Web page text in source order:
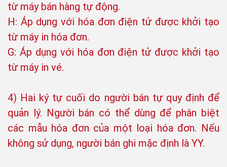
từ máy bán hàng tự động.
H: Áp dụng với hóa đơn điện tử được khởi tạo
từ máy in hóa đơn.
G: Áp dụng với hóa đơn điện tử được khởi tạo
từ máy in vé.
4) Hai ký tự cuối do người bán tự quy định để
quản lý. Người bán có thể dùng để phân biệt
các mẫu hóa đơn của một loại hóa đơn. Nếu
không sử dụng, người bán ghi mặc định là YY.